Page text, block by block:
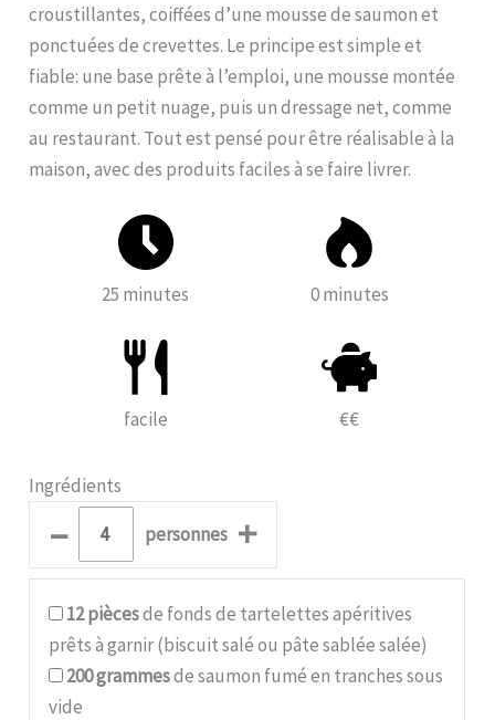
croustillantes, coiffées d’une mousse de saumon et
ponctuées de crevettes. Le principe est simple et
fiable: une base prête à l’emploi, une mousse montée
comme un petit nuage, puis un dressage net, comme
au restaurant. Tout est pensé pour être réalisable à la
maison, avec des produits faciles à se faire livrer.
25 minutes 0 minutes
facile €€
Ingrédients
– personnes +
12piècesde fonds de tartelettes apéritives
prêts à garnir (biscuit salé ou pâte sablée salée)
200grammesde saumon fumé en tranches sous
vide